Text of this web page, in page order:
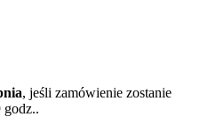
, jeśli zamówienie zostanie
godz..